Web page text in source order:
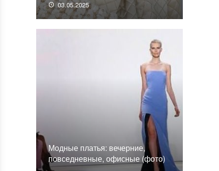
03.05.2025
Модные платья: вечерние,
повседневные, офисные (фото)